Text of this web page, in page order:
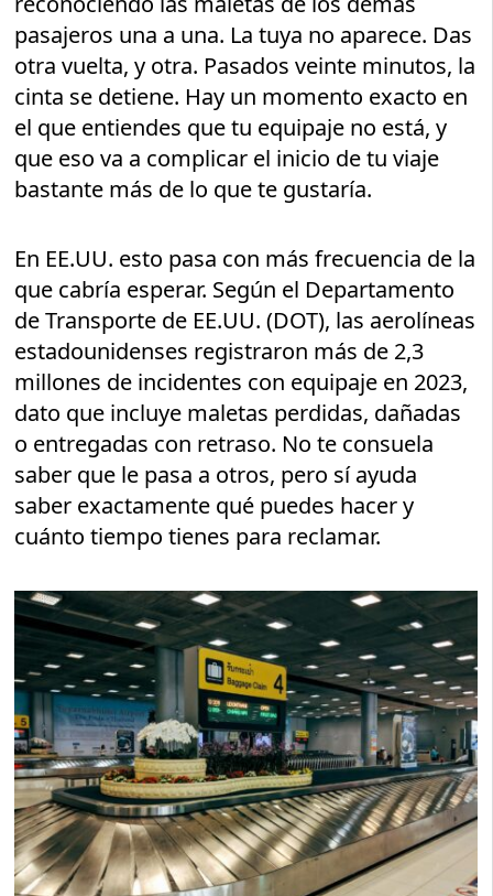
pasajeros una a una. La tuya no aparece. Das
otra vuelta, y otra. Pasados veinte minutos, la
cinta se detiene. Hay un momento exacto en
el que entiendes que tu equipaje no está, y
que eso va a complicar el inicio de tu viaje
bastante más de lo que te gustaría.
En EE.UU. esto pasa con más frecuencia de la
que cabría esperar. Según el Departamento
de Transporte de EE.UU. (DOT), las aerolíneas
estadounidenses registraron más de 2,3
millones de incidentes con equipaje en 2023,
dato que incluye maletas perdidas, dañadas
o entregadas con retraso. No te consuela
saber que le pasa a otros, pero sí ayuda
saber exactamente qué puedes hacer y
cuánto tiempo tienes para reclamar.